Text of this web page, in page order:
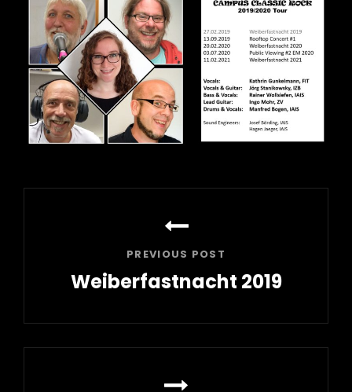
PREVIOUS POST
Weiberfastnacht 2019
Post